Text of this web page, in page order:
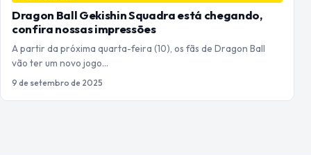
Dragon Ball Gekishin Squadra está chegando,
confira nossas impressões
A partir da próxima quarta-feira (10), os fãs de Dragon Ball
vão ter um novo jogo…
9 de setembro de 2025